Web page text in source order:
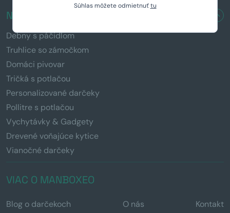
Súhlas môžete odmietnuťtu
NAŠE PRODUKTY
Debny s páčidlom
Truhlice so zámočkom
Domáci pivovar
Tričká s potlačou
Personalizované darčeky
Pollitre s potlačou
Vychytávky & Gadgety
Drevené voňajúce kytice
Vianočné darčeky
VIAC O MANBOXEO
Blog o darčekoch O nás Kontakt